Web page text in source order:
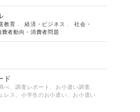
教育 、経済・ビジネス 、社会・
費者動向・消費者問題
ド
べ、調査レポート、お小遣い調査、
レス、小学生のお小遣い、お小遣い